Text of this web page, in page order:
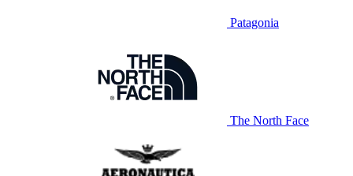
Patagonia
The North Face